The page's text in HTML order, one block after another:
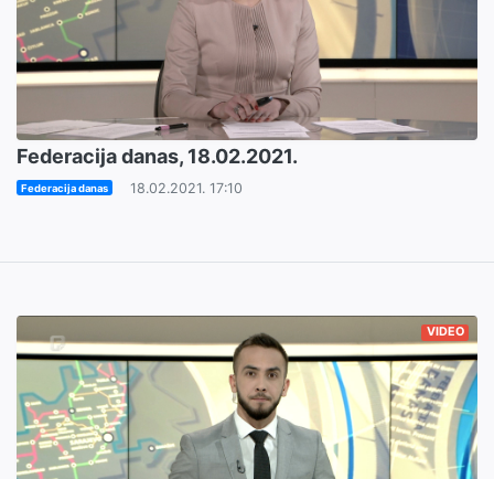
Federacija danas, 18.02.2021.
Federacija danas 18.02.2021. 17:10
VIDEO